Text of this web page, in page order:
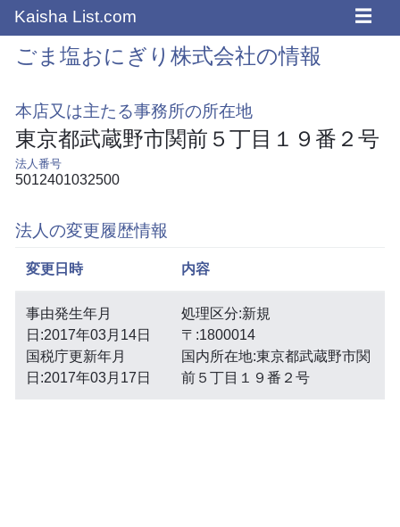
Kaisha List.com ☰
ごま塩おにぎり株式会社の情報
本店又は主たる事務所の所在地
東京都武蔵野市関前５丁目１９番２号
法人番号
5012401032500
法人の変更履歴情報
変更日時 内容
事由発生年月
日:2017年03月14日
国税庁更新年月
日:2017年03月17日
処理区分:新規
〒:1800014
国内所在地:東京都武蔵野市関
前５丁目１９番２号